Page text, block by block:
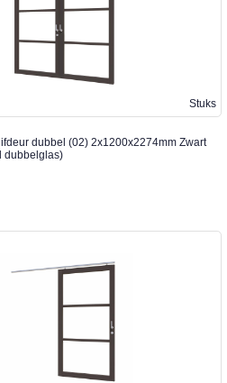
Stuks
dubbel (02) 2x1200x2274mm Zwart
dubbelglas)